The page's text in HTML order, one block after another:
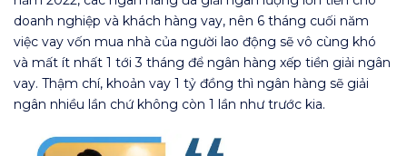
doanh nghiệp và khách hàng vay, nên 6 tháng cuối năm
việc vay vốn mua nhà của người lao động sẽ vô cùng khó
và mất ít nhất 1 tới 3 tháng để ngân hàng xếp tiền giải ngân
vay. Thậm chí, khoản vay 1 tỷ đồng thì ngân hàng sẽ giải
ngân nhiều lần chứ không còn 1 lần như trước kia.